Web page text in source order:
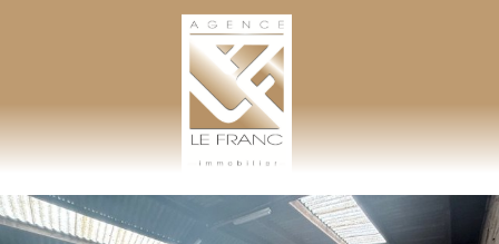
AGENCE LEFRANC IMMOBILIER